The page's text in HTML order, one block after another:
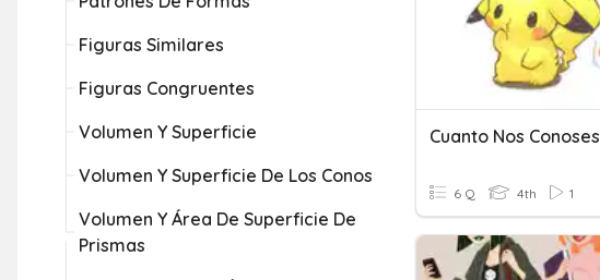
Figuras Similares
Figuras Congruentes
Volumen Y Superficie
Volumen Y Superficie De Los Conos
Volumen Y Área De Superficie De
Prismas
Cuanto Nos Conoses
6 Q 4th 1